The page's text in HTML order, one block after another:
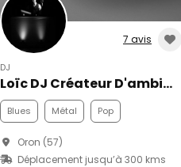
7 avis
DJ
Loïc DJ Créateur D'ambiance
Blues Métal Pop
Oron (57)
Déplacement jusqu’à 300 kms